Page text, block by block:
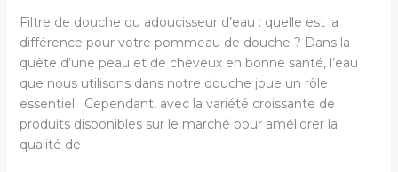
Filtre de douche ou adoucisseur d’eau : quelle est la
différence pour votre pommeau de douche ? Dans la
quête d’une peau et de cheveux en bonne santé, l’eau
que nous utilisons dans notre douche joue un rôle
essentiel. Cependant, avec la variété croissante de
produits disponibles sur le marché pour améliorer la
qualité de
et
les
adoucisseurs
d’eau